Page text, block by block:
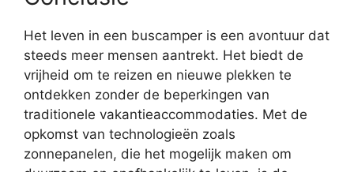
Het leven in een buscamper is een avontuur dat
steeds meer mensen aantrekt. Het biedt de
vrijheid om te reizen en nieuwe plekken te
ontdekken zonder de beperkingen van
traditionele vakantieaccommodaties. Met de
opkomst van technologieën zoals
zonnepanelen, die het mogelijk maken om